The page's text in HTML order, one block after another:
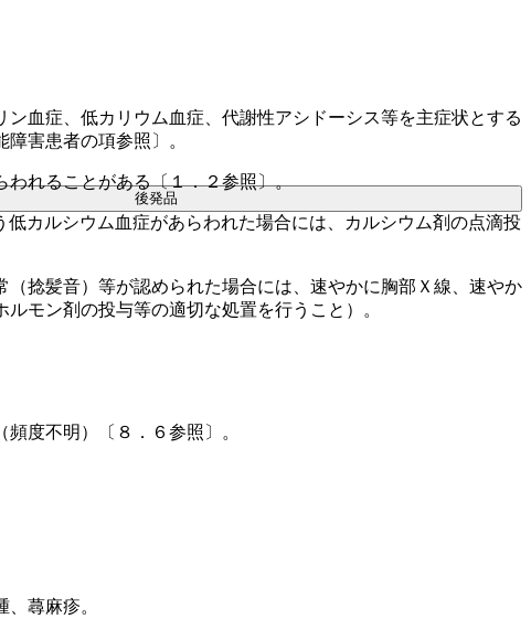
血症、低カリウム血症、代謝性アシドーシス等を主症状とする
害患者の項参照〕。
れることがある〔１．２参照〕。
カルシウム血症があらわれた場合には、カルシウム剤の点滴投
捻髪音）等が認められた場合には、速やかに胸部Ｘ線、速やか
モン剤の投与等の適切な処置を行うこと）。
度不明）〔８．６参照〕。
蕁麻疹。
後発品